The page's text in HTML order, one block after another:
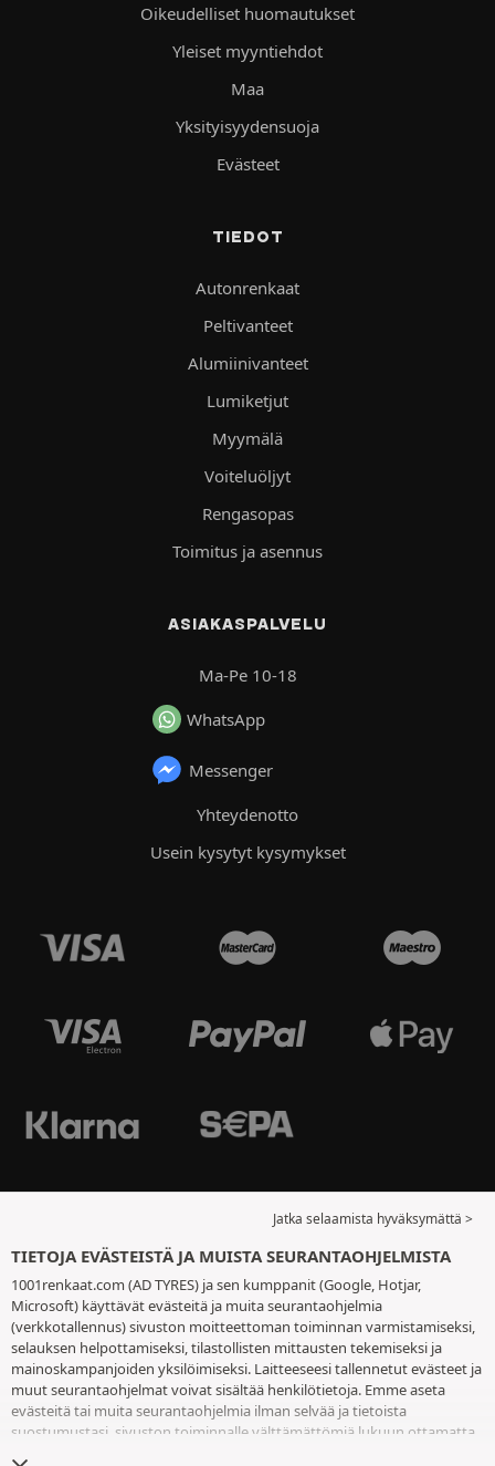
Oikeudelliset huomautukset
Yleiset myyntiehdot
Maa
Yksityisyydensuoja
Evästeet
TIEDOT
Autonrenkaat
Peltivanteet
Alumiinivanteet
Lumiketjut
Myymälä
Voiteluöljyt
Rengasopas
Toimitus ja asennus
ASIAKASPALVELU
Ma-Pe 10-18
WhatsApp
Messenger
Yhteydenotto
Usein kysytyt kysymykset
Jatka selaamista hyväksymättä >
TIETOJA EVÄSTEISTÄ JA MUISTA SEURANTAOHJELMISTA
1001renkaat.com (AD TYRES) ja sen kumppanit (Google, Hotjar,
Microsoft) käyttävät evästeitä ja muita seurantaohjelmia
(verkkotallennus) sivuston moitteettoman toiminnan varmistamiseksi,
selauksen helpottamiseksi, tilastollisten mittausten tekemiseksi ja
mainoskampanjoiden yksilöimiseksi. Laitteeseesi tallennetut evästeet ja
muut seurantaohjelmat voivat sisältää henkilötietoja. Emme aseta
evästeitä tai muita seurantaohjelmia ilman selvää ja tietoista
suostumustasi, sivuston toiminnalle välttämättömiä lukuun ottamatta.